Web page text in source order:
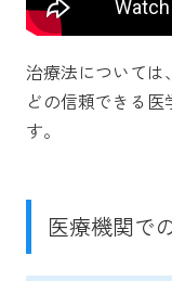
治療法については、
どの信頼できる
す。
医療機関で